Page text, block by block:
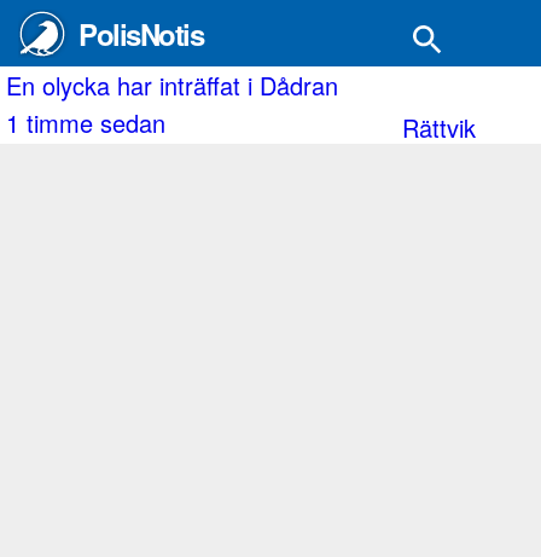
PolisNotis
har inträffat i Dådran
sedan
Rättvik
båt i Värtahamnen.